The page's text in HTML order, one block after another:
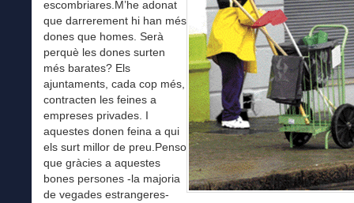
escombriares.M’he adonat
que darrerement hi han més
dones que homes. Serà
perquè les dones surten
més barates? Els
ajuntaments, cada cop més,
contracten les feines a
empreses privades. I
aquestes donen feina a qui
els surt millor de preu.Penso
que gràcies a aquestes
bones persones -la majoria
de vegades estrangeres-